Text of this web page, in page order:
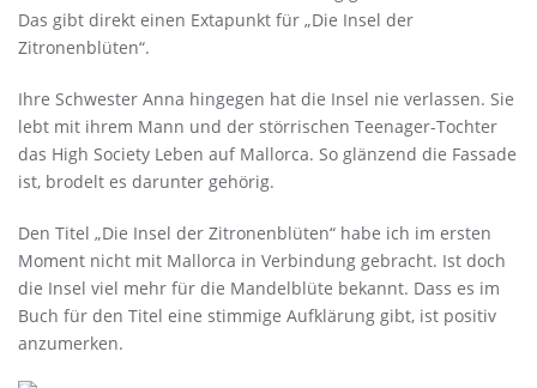
Das gibt direkt einen Extapunkt für „Die Insel der
Zitronenblüten“.
Ihre Schwester Anna hingegen hat die Insel nie verlassen. Sie
lebt mit ihrem Mann und der störrischen Teenager-Tochter
das High Society Leben auf Mallorca. So glänzend die Fassade
ist, brodelt es darunter gehörig.
Den Titel „Die Insel der Zitronenblüten“ habe ich im ersten
Moment nicht mit Mallorca in Verbindung gebracht. Ist doch
die Insel viel mehr für die Mandelblüte bekannt. Dass es im
Buch für den Titel eine stimmige Aufklärung gibt, ist positiv
anzumerken.